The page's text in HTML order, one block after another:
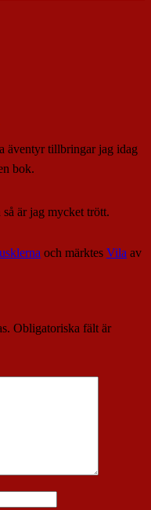
äventyr tillbringar jag idag
bok.
är jag mycket trött.
och märktes Vila av
Obligatoriska fält är